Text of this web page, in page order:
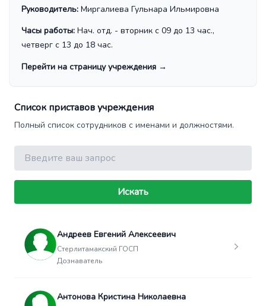
Руководитель: Миргалиева Гульнара Ильмировна
Часы работы: Нач. отд. - вторник с 09 до 13 час.,
четверг с 13 до 18 час.
Перейти на страницу учреждения →
Список приставов учреждения
Полный список сотрудников с именами и должностями.
Поиск
Искать
Андреев Евгений Алексеевич
Стерлитамакский ГОСП
Дознаватель
Антонова Кристина Николаевна